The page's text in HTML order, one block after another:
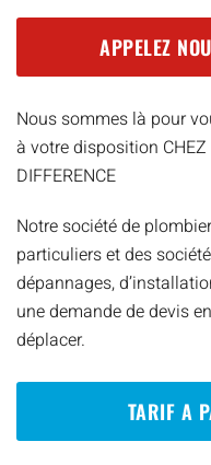
APPELEZ
Nous sommes là pour
à votre disposition CHEZ
DIFFERENCE
Notre société de
particuliers et des
dépannages,
une demande de devis
déplacer.
TARIF A